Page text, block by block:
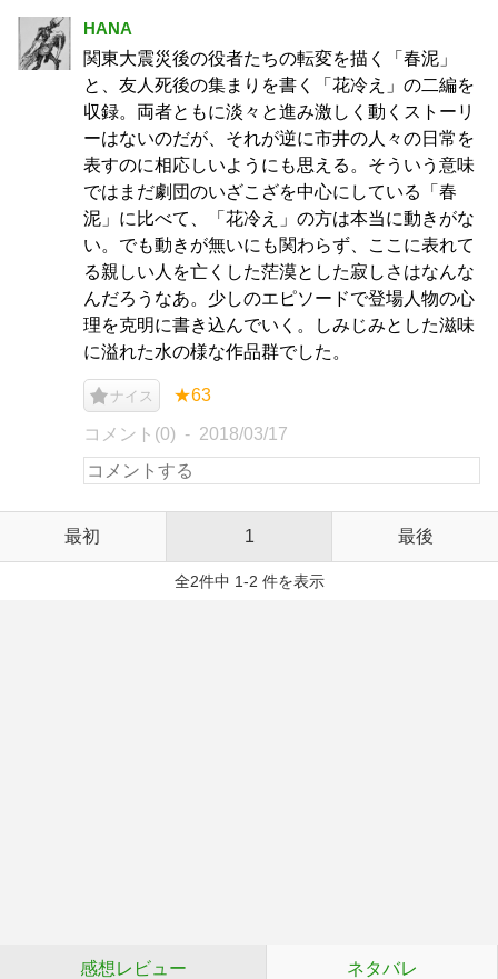
HANA
関東大震災後の役者たちの転変を描く「春泥」
と、友人死後の集まりを書く「花冷え」の二編を
収録。両者ともに淡々と進み激しく動くストーリ
ーはないのだが、それが逆に市井の人々の日常を
表すのに相応しいようにも思える。そういう意味
ではまだ劇団のいざこざを中心にしている「春
泥」に比べて、「花冷え」の方は本当に動きがな
い。でも動きが無いにも関わらず、ここに表れて
る親しい人を亡くした茫漠とした寂しさはなんな
んだろうなあ。少しのエピソードで登場人物の心
理を克明に書き込んでいく。しみじみとした滋味
に溢れた水の様な作品群でした。
ナイス ★63
コメント(0) 2018/03/17
最初 1 最後
全2件中 1-2 件を表示
感想レビュー ネタバレ